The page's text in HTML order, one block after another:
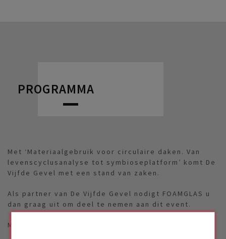
PROGRAMMA
Met ‘Materiaalgebruik voor circulaire daken. Van
levenscyclusanalyse tot symbioseplatform’ komt De
Vijfde Gevel met een stand van zaken.
Als partner van De Vijfde Gevel nodigt FOAMGLAS u
dan graag uit om deel te nemen aan dit event.
Maandag 28 maart 2022